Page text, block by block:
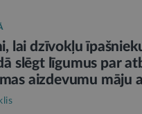
lai dzīvokļu
slēgt līgumus par
aizdevumu māju